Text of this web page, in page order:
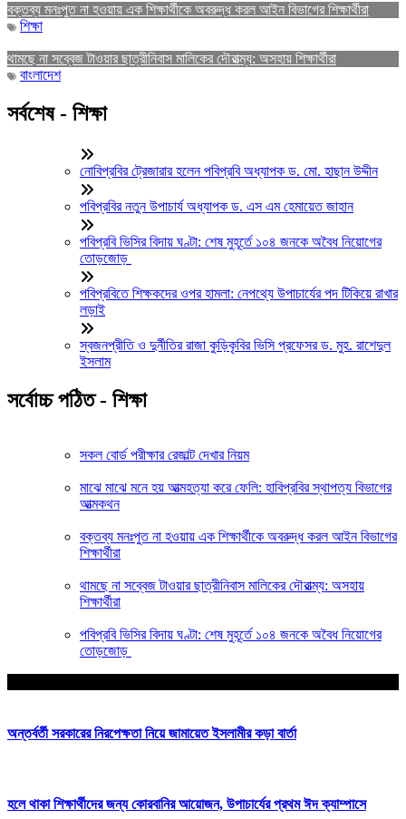
বক্তব্য মনঃপুত না হওয়ায় এক শিক্ষার্থীকে অবরুদ্ধ করল আইন বিভাগের শিক্ষার্থীরা
শিক্ষা
থামছে না সব্বেজ টাওয়ার ছাত্রীনিবাস মালিকের দৌরাত্ম্য: অসহায় শিক্ষার্থীরা
বাংলাদেশ
সর্বশেষ - শিক্ষা
নোবিপ্রবির ট্রেজারার হলেন পবিপ্রবি অধ্যাপক ড. মো. হাছান উদ্দীন
পবিপ্রবির নতুন উপাচার্য অধ্যাপক ড. এস এম হেমায়েত জাহান
পবিপ্রবি ভিসির বিদায় ঘণ্টা: শেষ মুহূর্তে ১০৪ জনকে অবৈধ নিয়োগের
তোড়জোড়
পবিপ্রবিতে শিক্ষকদের ওপর হামলা: নেপথ্যে উপাচার্যের পদ টিকিয়ে রাখার
লড়াই
স্বজনপ্রীতি ও দুর্নীতির রাজা কুড়িকৃবির ভিসি প্রফেসর ড. মুহ. রাশেদুল
ইসলাম
সর্বোচ্চ পঠিত - শিক্ষা
সকল বোর্ড পরীক্ষার রেজাল্ট দেখার নিয়ম
মাঝে মাঝে মনে হয় আত্মহত্যা করে ফেলি: হাবিপ্রবির স্থাপত্য বিভাগের
আত্মকথন
বক্তব্য মনঃপুত না হওয়ায় এক শিক্ষার্থীকে অবরুদ্ধ করল আইন বিভাগের
শিক্ষার্থীরা
থামছে না সব্বেজ টাওয়ার ছাত্রীনিবাস মালিকের দৌরাত্ম্য: অসহায়
শিক্ষার্থীরা
পবিপ্রবি ভিসির বিদায় ঘণ্টা: শেষ মুহূর্তে ১০৪ জনকে অবৈধ নিয়োগের
তোড়জোড়
অন্তর্বর্তী সরকারের নিরপেক্ষতা নিয়ে জামায়েত ইসলামীর কড়া বার্তা
হলে থাকা শিক্ষার্থীদের জন্য কোরবানির আয়োজন, উপাচার্যের প্রথম ঈদ ক্যাম্পাসে